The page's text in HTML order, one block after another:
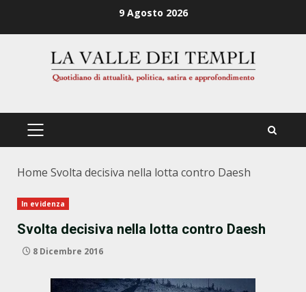
9 Agosto 2026
PRIMÄRES
Home Svolta decisiva nella lotta contro Daesh
In evidenza
Svolta decisiva nella lotta contro Daesh
8 Dicembre 2016